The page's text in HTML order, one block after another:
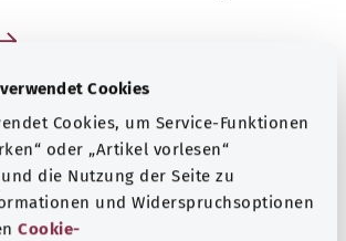
Cookies
Cookies, um Service-Funktionen
oder „Artikel vorlesen“
die Nutzung der Seite zu
und Widerspruchsoptionen
Cookie-